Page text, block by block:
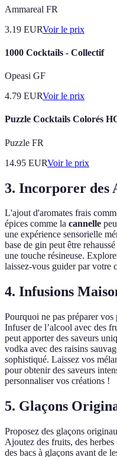
Ammareal FR
3.19 EURVoir le prix
1000 Cocktails - Collectif
Opeasi GF
4.79 EURVoir le prix
Puzzle Cocktails Colorés
Puzzle FR
14.95 EURVoir le prix
3. Incorporer des
L'ajout d'aromates frais
épices comme la cannelle
une expérience sensorielle
base de gin peut être
une touche résineuse.
laissez-vous guider par votre
4. Infusions
Pourquoi ne pas préparer
Infuser de l’alcool avec des
peut apporter des saveurs
vodka avec des raisins
sophistiqué. Laissez vos
pour obtenir des saveurs
personnaliser vos créations !
5. Glaçons
Proposez des glaçons
Ajoutez des fruits, des
des bacs à glaçons avant de